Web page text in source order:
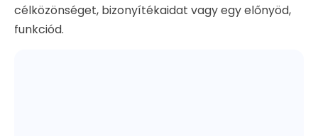
célközönséget, bizonyítékaidat vagy egy előnyöd,
funkciód.